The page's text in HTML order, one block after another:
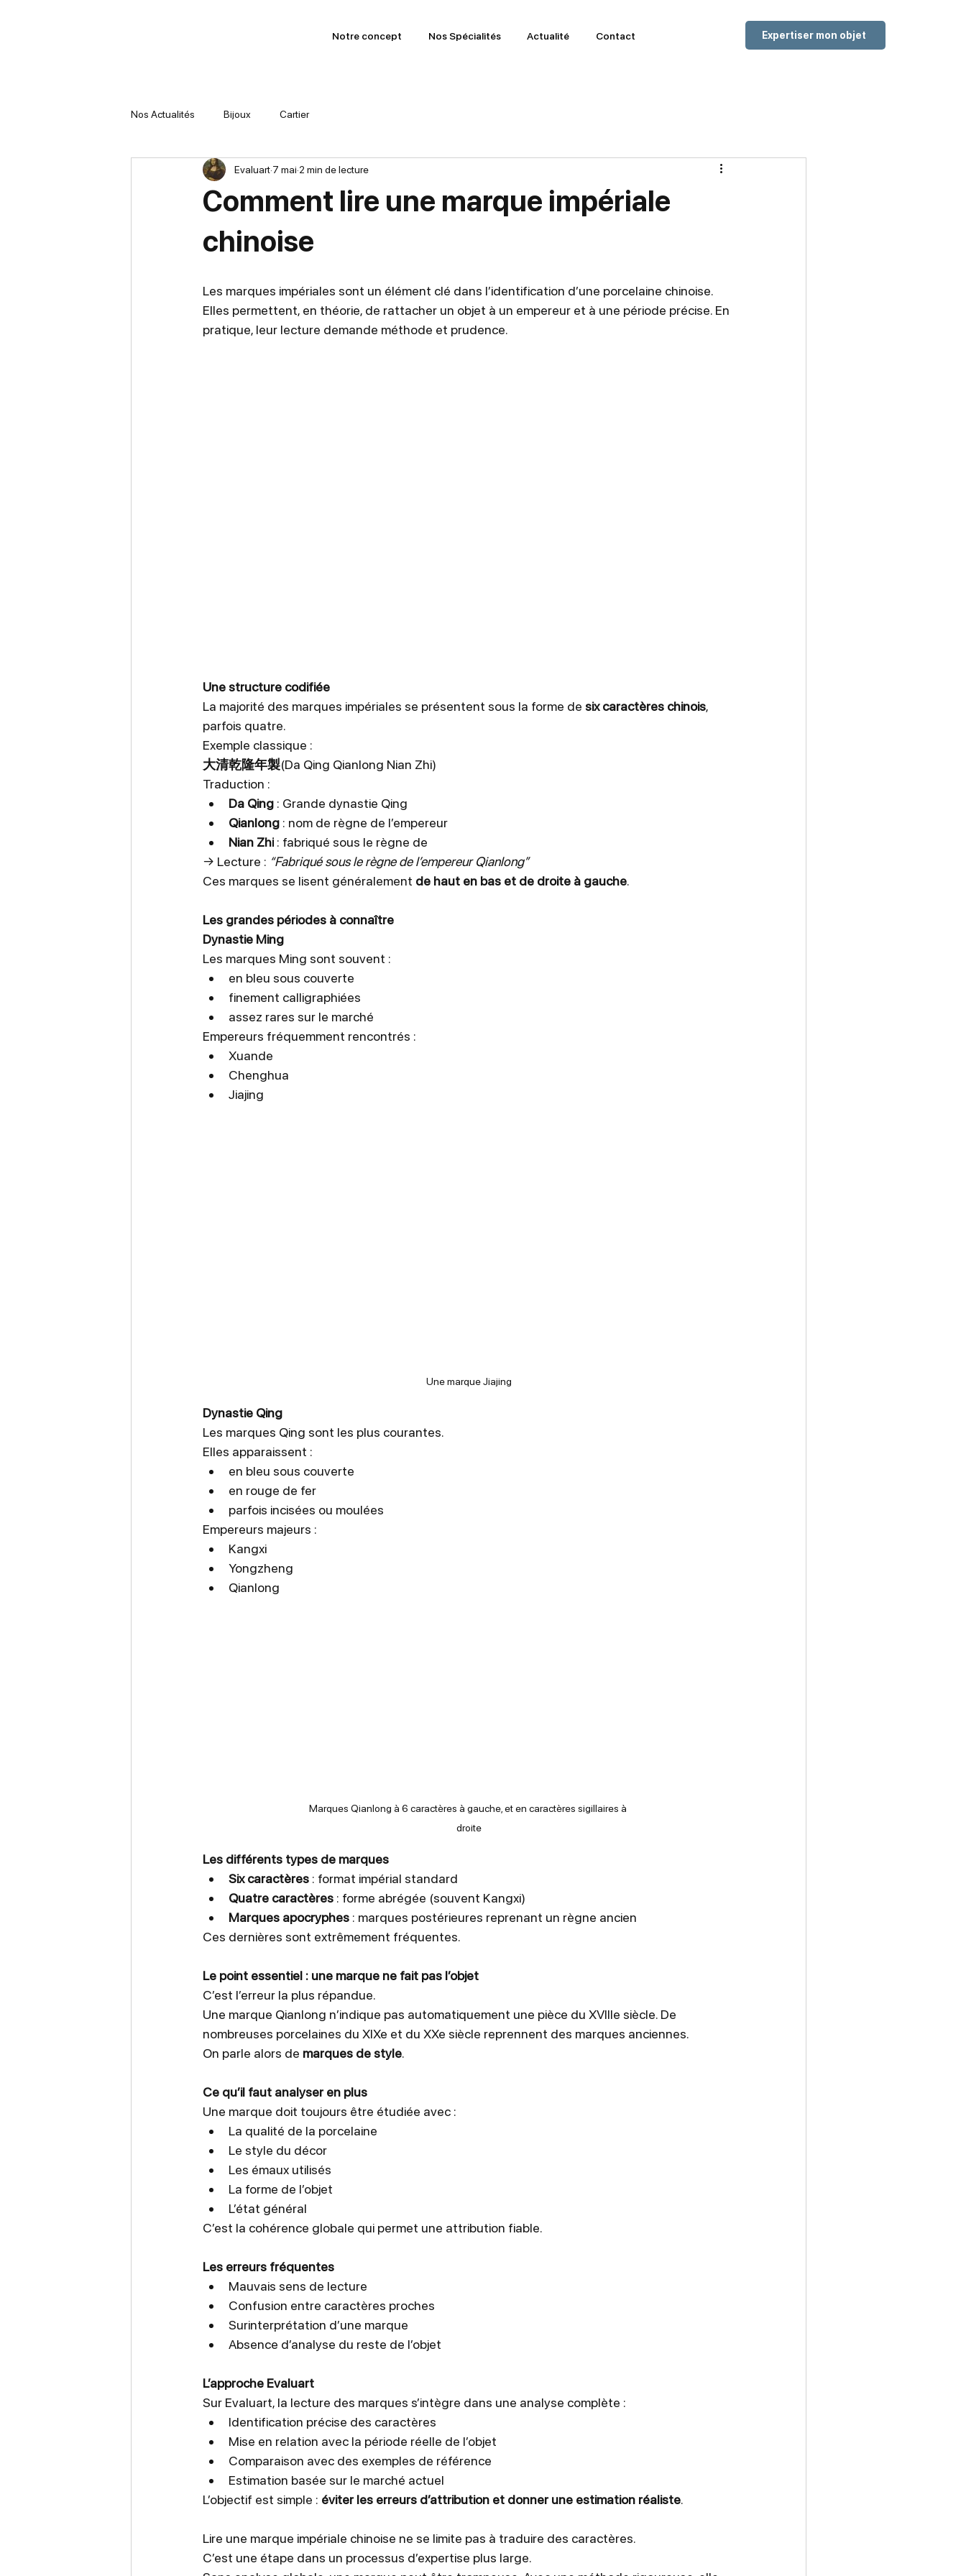
Notre concept Nos Spécialités Actualité Contact Expertiser mon objet
Nos Actualités Bijoux Cartier
Comment lire une marque impériale
chinoise
Evaluart 7 mai 2 min de lecture
Les marques impériales sont un élément clé dans l’identification d’une porcelaine chinoise.
Elles permettent, en théorie, de rattacher un objet à un empereur et à une période précise. En
pratique, leur lecture demande méthode et prudence.
Une structure codifiée
La majorité des marques impériales se présentent sous la forme de six caractères chinois,
parfois quatre.
Exemple classique :
大清乾隆年製(Da Qing Qianlong Nian Zhi)
Traduction :
Da Qing : Grande dynastie Qing
Qianlong : nom de règne de l’empereur
Nian Zhi : fabriqué sous le règne de
→ Lecture : “Fabriqué sous le règne de l’empereur Qianlong”
Ces marques se lisent généralement de haut en bas et de droite à gauche.
Les grandes périodes à connaître
Dynastie Ming
Les marques Ming sont souvent :
en bleu sous couverte
finement calligraphiées
assez rares sur le marché
Empereurs fréquemment rencontrés :
Xuande
Chenghua
Jiajing
Une marque Jiajing
Dynastie Qing
Les marques Qing sont les plus courantes.
Elles apparaissent :
en bleu sous couverte
en rouge de fer
parfois incisées ou moulées
Empereurs majeurs :
Kangxi
Yongzheng
Qianlong
Marques Qianlong à 6 caractères à gauche, et en caractères sigillaires à
droite
Les différents types de marques
Six caractères : format impérial standard
Quatre caractères : forme abrégée (souvent Kangxi)
Marques apocryphes : marques postérieures reprenant un règne ancien
Ces dernières sont extrêmement fréquentes.
Le point essentiel : une marque ne fait pas l’objet
C’est l’erreur la plus répandue.
Une marque Qianlong n’indique pas automatiquement une pièce du XVIIIe siècle. De
nombreuses porcelaines du XIXe et du XXe siècle reprennent des marques anciennes.
On parle alors de marques de style.
Ce qu’il faut analyser en plus
Une marque doit toujours être étudiée avec :
La qualité de la porcelaine
Le style du décor
Les émaux utilisés
La forme de l’objet
L’état général
C’est la cohérence globale qui permet une attribution fiable.
Les erreurs fréquentes
Mauvais sens de lecture
Confusion entre caractères proches
Surinterprétation d’une marque
Absence d’analyse du reste de l’objet
L’approche Evaluart
Sur Evaluart, la lecture des marques s’intègre dans une analyse complète :
Identification précise des caractères
Mise en relation avec la période réelle de l’objet
Comparaison avec des exemples de référence
Estimation basée sur le marché actuel
L’objectif est simple : éviter les erreurs d’attribution et donner une estimation réaliste.
Lire une marque impériale chinoise ne se limite pas à traduire des caractères.
C’est une étape dans un processus d’expertise plus large.